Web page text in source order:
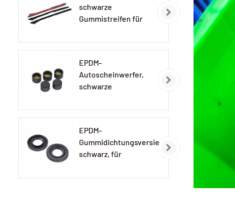
schwarze
Gummistreifen für
EPDM-
Autoscheinwerfer,
schwarze
EPDM-
Gummidichtungsversiegelung,
schwarz, für